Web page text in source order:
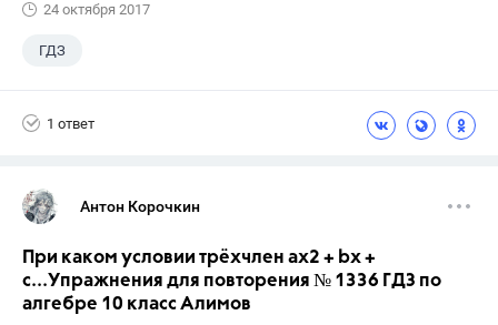
24 октября 2017
ГДЗ
1 ответ
Антон Корочкин
При каком условии трёхчлен ах2 + bх +
с...Упражнения для повторения № 1336 ГДЗ по
алгебре 10 класс Алимов